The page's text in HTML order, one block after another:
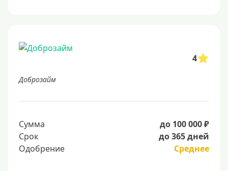
4
Доброзайм
Сумма
до 100 000 ₽
Срок
до 365 дней
Одобрение
Среднее